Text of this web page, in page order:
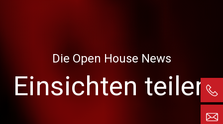
Die Open House News
Einsichten teilen